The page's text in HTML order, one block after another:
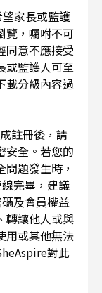
家長或監護
覽，囑咐不可
同意不應接受
或監護人可至
載分級內容過
註冊後，請
安全。若您的
題發生時，
完畢，建議
及會員權益
轉讓他人或與
用或其他無法
對此